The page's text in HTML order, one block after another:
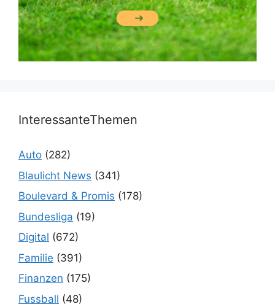
InteressanteThemen
Auto (282)
Blaulicht News (341)
Boulevard & Promis (178)
Bundesliga (19)
Digital (672)
Familie (391)
Finanzen (175)
Fussball (48)